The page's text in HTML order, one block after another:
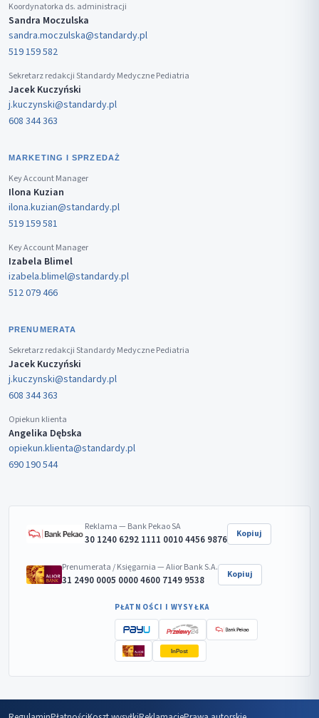
Koordynatorka ds. administracji
Sandra Moczulska
sandra.moczulska@standardy.pl
519 159 582
Sekretarz redakcji Standardy Medyczne Pediatria
Jacek Kuczyński
j.kuczynski@standardy.pl
608 344 363
MARKETING I SPRZEDAŻ
Key Account Manager
Ilona Kuzian
ilona.kuzian@standardy.pl
519 159 581
Key Account Manager
Izabela Blimel
izabela.blimel@standardy.pl
512 079 466
PRENUMERATA
Sekretarz redakcji Standardy Medyczne Pediatria
Jacek Kuczyński
j.kuczynski@standardy.pl
608 344 363
Opiekun klienta
Angelika Dębska
opiekun.klienta@standardy.pl
690 190 544
Reklama — Bank Pekao SA
30 1240 6292 1111 0010 4456 9876 Kopiuj
Prenumerata / Księgarnia — Alior Bank S.A.
31 2490 0005 0000 4600 7149 9538 Kopiuj
PŁATNOŚCI I WYSYŁKA
InPost